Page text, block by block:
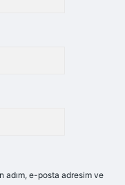
adım, e-posta adresim ve